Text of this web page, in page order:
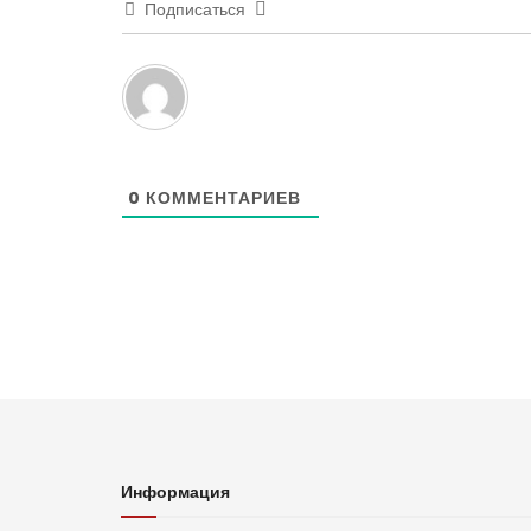
Подписаться
0 КОММЕНТАРИЕВ
Информация